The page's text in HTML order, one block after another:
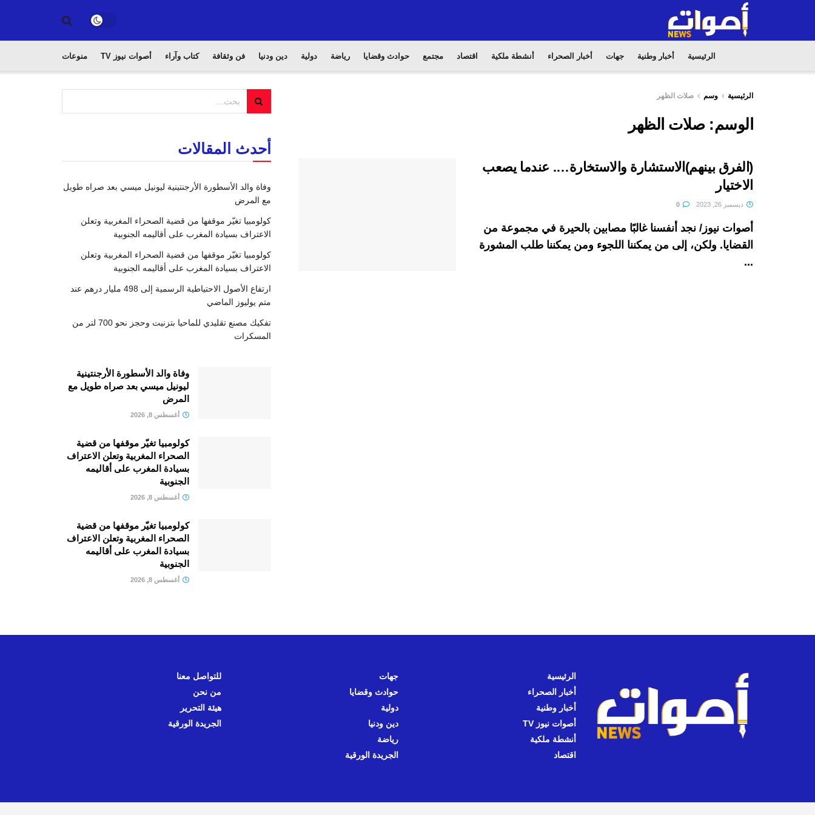
الرئيسية أخبار وطنية جهات أخبار الصحراء أنشطة ملكية اقتصاد مجتمع حوادث وقضايا رياضة دولية دين ودنيا فن وثقافة كتاب وآراء أصوات نيوز TV منوعات
الرئيسية وسم صلات الظهر
الوسم:صلات الظهر
(الفرق بينهم)الاستشارة والاستخارة…. عندما يصعب
الاختيار
ديسمبر 26, 2023
أصوات نيوز/ نجد أنفسنا غالبًا مصابين بالحيرة في مجموعة من
القضايا. ولكن، إلى من يمكننا اللجوء ومن يمكننا طلب المشورة
...
أحدث المقالات
وفاة والد الأسطورة الأرجنتينية ليونيل ميسي بعد صراه طويل
مع المرض
كولومبيا تغيّر موقفها من قضية الصحراء المغربية وتعلن
الاعتراف بسيادة المغرب على أقاليمه الجنوبية
كولومبيا تغيّر موقفها من قضية الصحراء المغربية وتعلن
الاعتراف بسيادة المغرب على أقاليمه الجنوبية
ارتفاع الأصول الاحتياطية الرسمية إلى 498 مليار درهم عند
متم يوليوز الماضي
تفكيك مصنع تقليدي للماحيا بتزنيت وحجز نحو 700 لتر من
المسكرات
وفاة والد الأسطورة الأرجنتينية
ليونيل ميسي بعد صراه طويل مع
المرض
أغسطس 8, 2026
كولومبيا تغيّر موقفها من قضية
الصحراء المغربية وتعلن الاعتراف
بسيادة المغرب على أقاليمه
الجنوبية
أغسطس 8, 2026
كولومبيا تغيّر موقفها من قضية
الصحراء المغربية وتعلن الاعتراف
بسيادة المغرب على أقاليمه
الجنوبية
أغسطس 8, 2026
الرئيسية
أخبار الصحراء
أخبار وطنية
أصوات نيوز TV
أنشطة ملكية
اقتصاد
جهات
حوادث وقضايا
دولية
دين ودنيا
رياضة
الجريدة الورقية
للتواصل معنا
من نحن
هيئة التحرير
الجريدة الورقية